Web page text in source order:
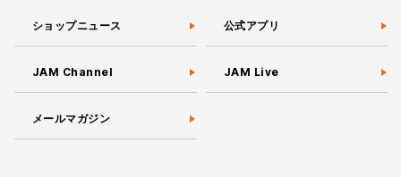
ショップニュース 公式アプリ
JAM Channel JAM Live
メールマガジン